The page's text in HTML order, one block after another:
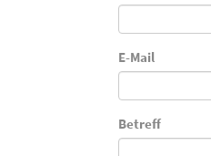
E-Mail
Betreff